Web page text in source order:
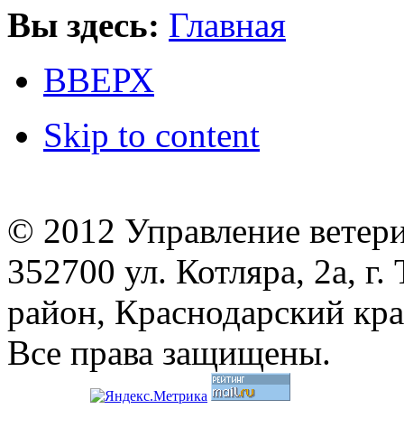
Вы здесь: Главная
ВВЕРХ
Skip to content
© 2012 Управление
352700 ул. Котляра, 2а,
район, Краснодарский
Все права защищены.